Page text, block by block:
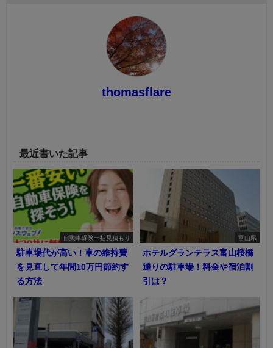
thomasflare
最近書いた記事
自動車保険一括見積もり
駐車場代が高い！車の維持費
を見直して年間10万円節約す
る方法
富山県
ホテルグランテラス富山桜橋
通りの駐車場！料金や宿泊割
引は？